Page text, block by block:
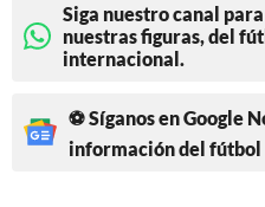
Siga nuestro canal
nuestras figuras, del
internacional.
⚽ Síganos en Google
información del fútbol